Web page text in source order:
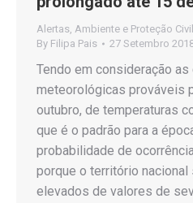
Alertas, Ambiente e Proteção Civil
By Filipa Pais 27 Setembro
Tendo em consideração
meteorológicas prováveis
outubro, de temperaturas
que é o padrão para a
probabilidade de
porque o território
elevados de valores de